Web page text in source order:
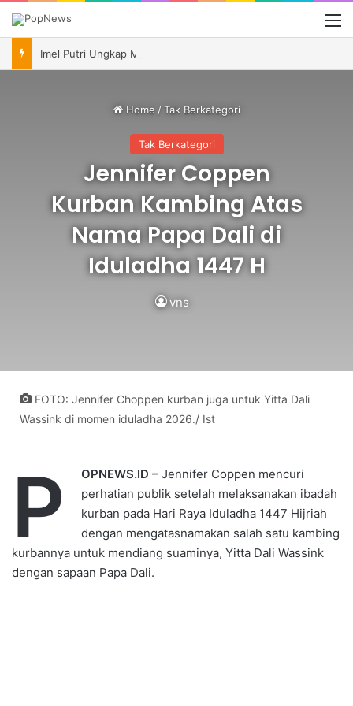
Home / Tak Berkategori
Tak Berkategori
Jennifer Coppen
Kurban Kambing Atas
Nama Papa Dali di
Iduladha 1447 H
vns
FOTO: Jennifer Choppen kurban juga untuk Yitta Dali
Wassink di momen iduladha 2026./ Ist
P OPNEWS.ID – Jennifer Coppen mencuri
perhatian publik setelah melaksanakan ibadah
kurban pada Hari Raya Iduladha 1447 Hijriah
dengan mengatasnamakan salah satu kambing
kurbannya untuk mendiang suaminya, Yitta Dali Wassink
dengan sapaan Papa Dali.